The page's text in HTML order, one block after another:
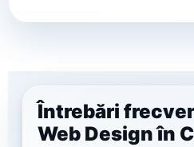
Întrebări
Web Design în